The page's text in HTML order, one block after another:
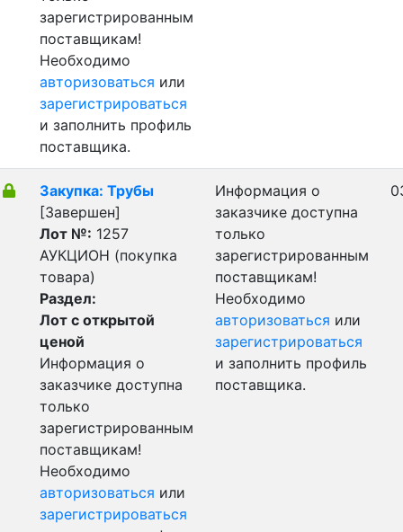
зарегистрированным
поставщикам!
Необходимо
авторизоваться или
зарегистрироваться
и заполнить профиль
поставщика.
Закупка: Трубы
[Завершен]
Лот №: 1257
АУКЦИОН (покупка
товара)
Раздел:
Лот с открытой
ценой
Информация о
заказчике доступна
только
зарегистрированным
поставщикам!
Необходимо
авторизоваться или
зарегистрироваться
Информация о
заказчике доступна
только
зарегистрированным
поставщикам!
Необходимо
авторизоваться или
зарегистрироваться
и заполнить профиль
поставщика.